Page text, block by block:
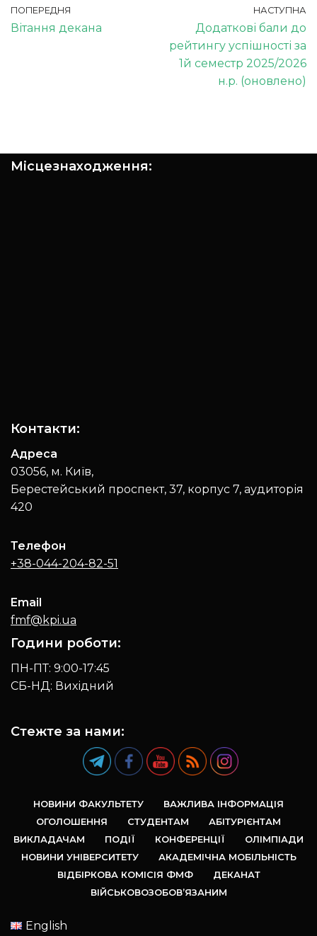
ПОПЕРЕДНЯ
Вітання декана
НАСТУПНА
Додаткові бали до
рейтингу успішності за
1й семестр 2025/2026
н.р. (оновлено)
Місцезнаходження:
Контакти:
Адреса
03056, м. Київ,
Берестейський проспект, 37, корпус 7, аудиторія
420
Телефон
+38-044-204-82-51
Email
fmf@kpi.ua
Години роботи:
ПН-ПТ: 9:00-17:45
СБ-НД: Вихідний
Стежте за нами:
НОВИНИ ФАКУЛЬТЕТУ
ВАЖЛИВА ІНФОРМАЦІЯ
ОГОЛОШЕННЯ
СТУДЕНТАМ
АБІТУРІЄНТАМ
ВИКЛАДАЧАМ
ПОДІЇ КОНФЕРЕНЦІЇ
ОЛІМПІАДИ
НОВИНИ УНІВЕРСИТЕТУ
АКАДЕМІЧНА МОБІЛЬНІСТЬ
ВІДБІРКОВА КОМІСІЯ ФМФ
ДЕКАНАТ
ВІЙСЬКОВОЗОБОВ’ЯЗАНИМ
English